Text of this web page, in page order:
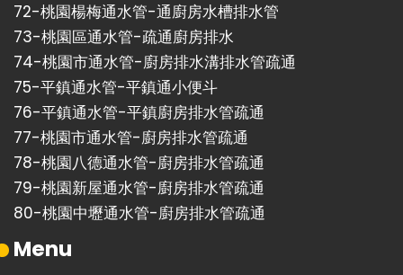
72-桃園楊梅通水管-通廚房水槽排水管
73-桃園區通水管-疏通廚房排水
74-桃園市通水管-廚房排水溝排水管疏通
75-平鎮通水管-平鎮通小便斗
76-平鎮通水管-平鎮廚房排水管疏通
77-桃園市通水管-廚房排水管疏通
78-桃園八德通水管-廚房排水管疏通
79-桃園新屋通水管-廚房排水管疏通
80-桃園中壢通水管-廚房排水管疏通
Menu